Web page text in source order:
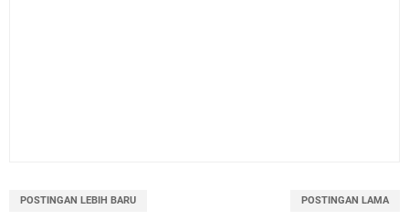
POSTINGAN LEBIH BARU POSTINGAN LAMA